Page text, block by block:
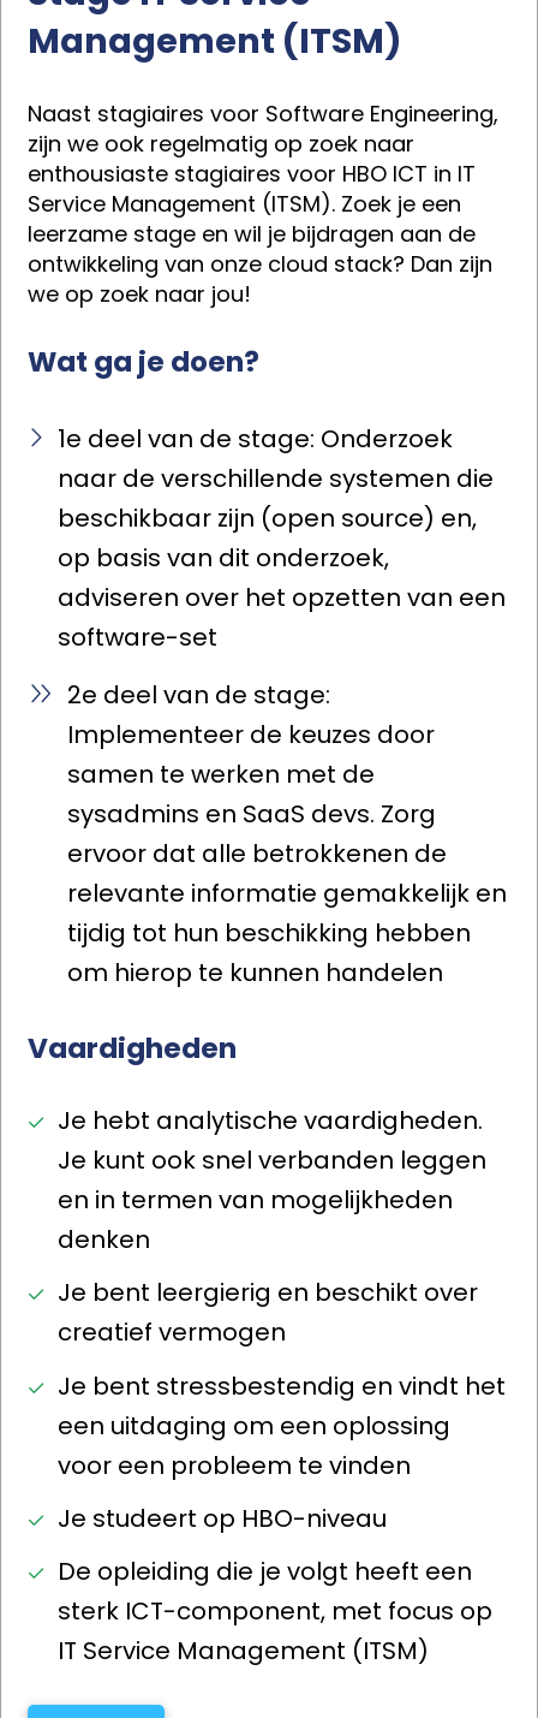
Management (ITSM)
Naast stagiaires voor Software Engineering,
zijn we ook regelmatig op zoek naar
enthousiaste stagiaires voor HBO ICT in IT
Service Management (ITSM). Zoek je een
leerzame stage en wil je bijdragen aan de
ontwikkeling van onze cloud stack? Dan zijn
we op zoek naar jou!
Wat ga je doen?
1e deel van de stage: Onderzoek
naar de verschillende systemen die
beschikbaar zijn (open source) en,
op basis van dit onderzoek,
adviseren over het opzetten van een
software-set
2e deel van de stage:
Implementeer de keuzes door
samen te werken met de
sysadmins en SaaS devs. Zorg
ervoor dat alle betrokkenen de
relevante informatie gemakkelijk en
tijdig tot hun beschikking hebben
om hierop te kunnen handelen
Vaardigheden
Je hebt analytische vaardigheden.
Je kunt ook snel verbanden leggen
en in termen van mogelijkheden
denken
Je bent leergierig en beschikt over
creatief vermogen
Je bent stressbestendig en vindt het
een uitdaging om een oplossing
voor een probleem te vinden
Je studeert op HBO-niveau
De opleiding die je volgt heeft een
sterk ICT-component, met focus op
IT Service Management (ITSM)